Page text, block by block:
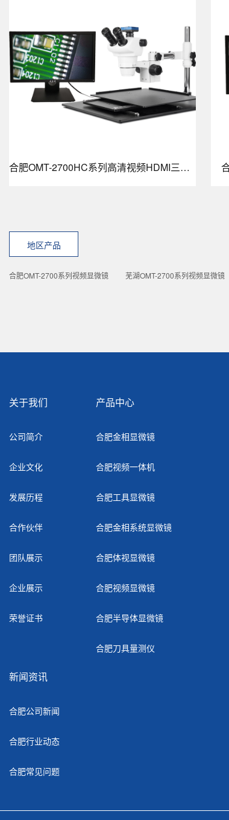
合肥OMT-2700HC系列高清视频HDMI三目显微镜
地区产品
合肥OMT-2700系列视频显微镜 芜湖OMT-2700系列视频显微镜
关于我们
公司简介
企业文化
发展历程
合作伙伴
团队展示
企业展示
荣誉证书
产品中心
合肥金相显微镜
合肥视频一体机
合肥工具显微镜
合肥金相系统显微镜
合肥体视显微镜
合肥视频显微镜
合肥半导体显微镜
合肥刀具量测仪
新闻资讯
合肥公司新闻
合肥行业动态
合肥常见问题